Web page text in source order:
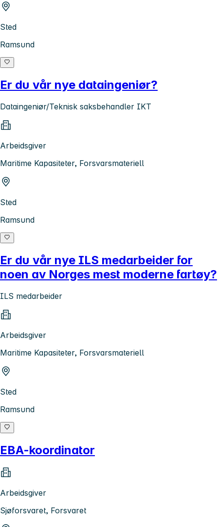
Sted
Ramsund
Er du vår nye dataingeniør?
Dataingeniør/Teknisk saksbehandler IKT
Arbeidsgiver
Maritime Kapasiteter, Forsvarsmateriell
Sted
Ramsund
Er du vår nye ILS medarbeider for
noen av Norges mest moderne fartøy?
ILS medarbeider
Arbeidsgiver
Maritime Kapasiteter, Forsvarsmateriell
Sted
Ramsund
EBA-koordinator
Arbeidsgiver
Sjøforsvaret, Forsvaret